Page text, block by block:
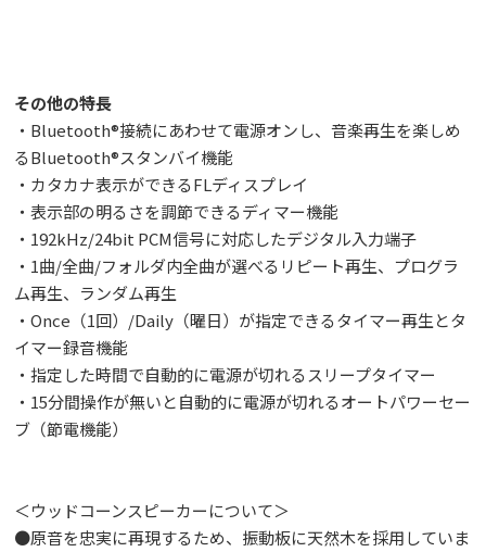
その他の特長
・Bluetooth®接続にあわせて電源オンし、音楽再生を楽しめ
るBluetooth®スタンバイ機能
・カタカナ表示ができるFLディスプレイ
・表示部の明るさを調節できるディマー機能
・192kHz/24bit PCM信号に対応したデジタル入力端子
・1曲/全曲/フォルダ内全曲が選べるリピート再生、プログラ
ム再生、ランダム再生
・Once（1回）/Daily（曜日）が指定できるタイマー再生とタ
イマー録音機能
・指定した時間で自動的に電源が切れるスリープタイマー
・15分間操作が無いと自動的に電源が切れるオートパワーセー
ブ（節電機能）
＜ウッドコーンスピーカーについて＞
●原音を忠実に再現するため、振動板に天然木を採用していま